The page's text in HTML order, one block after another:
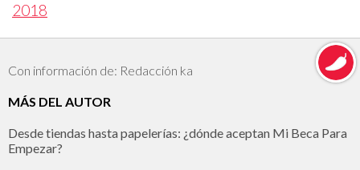
2018
Con información de: Redacción ka
MÁS DEL AUTOR
Desde tiendas hasta papelerías: ¿dónde aceptan Mi Beca Para
Empezar?